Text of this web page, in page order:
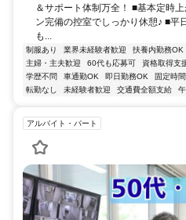
＆サポート体制万全！ ■基本定時
ン完備の控室でしっかり休憩♪ ■平
も...
制服あり 業界未経験者歓迎 扶養内勤務OK
主婦・主夫歓迎
60代も応募可 資格取得支
学歴不問
車通勤OK 即日勤務OK 固定時
転勤なし
未経験者歓迎 交通費全額支給
アルバイト・パート